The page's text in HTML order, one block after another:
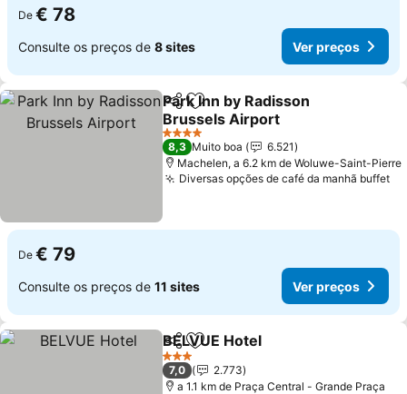
De € 78
Consulte os preços de 8 sites Ver preços
PartilharAdicionar aos favoritos
Park Inn by Radisson
Brussels Airport
4 Estrelas
8,3 Muito boa
6.521
Machelen, a 6.2 km de Woluwe-Saint-Pierre
Diversas opções de café da manhã buffet
De € 79
Consulte os preços de 11 sites Ver preços
PartilharAdicionar aos favoritos
BELVUE Hotel
3 Estrelas
7,0
2.773
a 1.1 km de Praça Central - Grande Praça